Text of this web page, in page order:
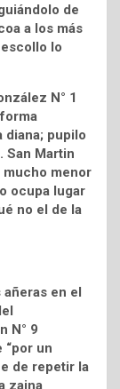
de
a los más
lo
N° 1
diana; pupilo
San Martin
mucho menor
ocupa lugar
no el de la
añeras en el
N° 9
“por un
de repetir la
zaina